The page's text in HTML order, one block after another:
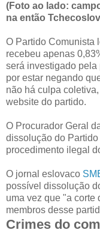
(Foto ao lado:
na então
O Partido Comunista
recebeu apenas
será investigado
por estar negando
não há culpa
website do partido.
O Procurador Geral
dissolução do
procedimento ilegal
O jornal eslovaco
possível dissolução
uma vez que "a corte
membros desse
Crimes do